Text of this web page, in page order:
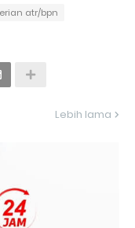
atr/bpn
Lebih lama